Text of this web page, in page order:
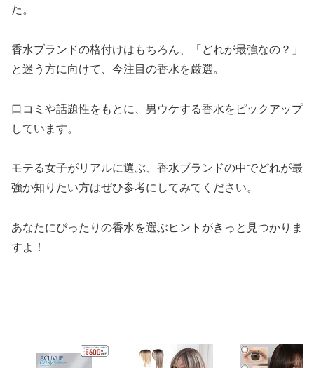
た。
香水ブランドの格付けはもちろん、「どれが最強なの？」
と迷う方に向けて、今注目の香水を厳選。
口コミや話題性をもとに、男ウケする香水をピックアップ
しています。
モテる女子がリアルに選ぶ、香水ブランドの中でどれが最
強か知りたい方はぜひ参考にしてみてください。
あなたにぴったりの香水を選ぶヒントがきっと見つかりま
すよ！